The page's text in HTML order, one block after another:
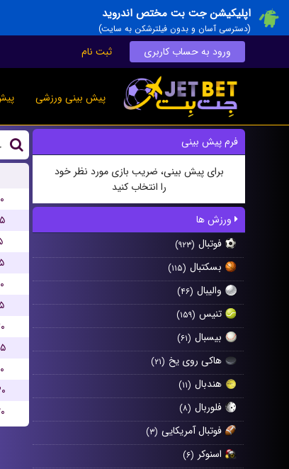
اپلیکیشن جت بت مختص اندروید
(دسترسی آسان و بدون فیلترشکن به سایت)
ورود به حساب کاربری ثبت نام
پیش بینی ورزشی
فرم پیش بینی
برای پیش بینی، ضریب بازی مورد نظر خود
را انتخاب کنید
ورزش ها
فوتبال (۹۲۳)
بسکتبال (۱۱۵)
والیبال (۴۶)
تنیس (۱۵۹)
بیسبال (۶۱)
هاکی روی یخ (۲۱)
هندبال (۱۱)
فلوربال (۸)
فوتبال آمریکایی (۳)
اسنوکر (۶)